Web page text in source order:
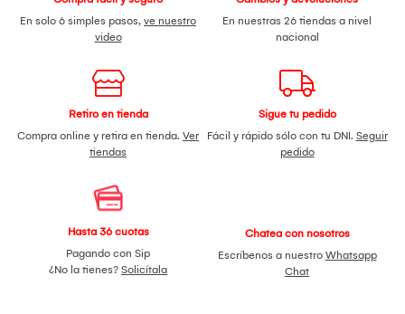
En solo 6 simples pasos, ve nuestro
video
En nuestras 26 tiendas a nivel
nacional
Retiro en tienda
Compra online y retira en tienda. Ver
tiendas
Sigue tu pedido
Fácil y rápido sólo con tu DNI. Seguir
pedido
Hasta 36 cuotas
Pagando con Sip
¿No la tienes? Solicítala
Chatea con nosotros
Escríbenos a nuestro Whatsapp
Chat